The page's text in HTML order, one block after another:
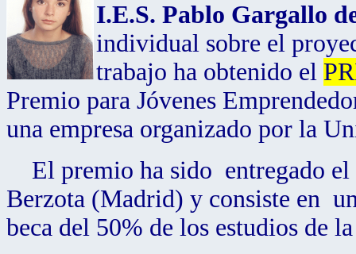
I.E.S. Pablo Gargallo
individual sobre el
trabajo ha obtenido el
Premio para Jóvenes
una empresa organizado por la
El premio ha sido entregado el
Berzota (Madrid) y consiste en
beca del 50% de los estudios de